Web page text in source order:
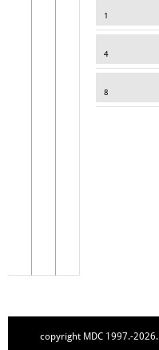
1
4
8
copyright MDC 1997.-2026.